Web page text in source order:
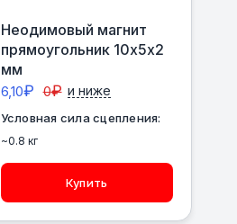
Неодимовый магнит
прямоугольник 10х5х2
мм
6,10₽ 0₽ и ниже
Условная сила сцепления:
~0.8 кг
Купить